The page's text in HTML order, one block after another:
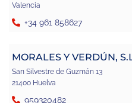
Valencia
+34 961 858627
MORALES Y VERDÚN,
San Silvestre de Guzmán 13
21400 Huelva
959320482